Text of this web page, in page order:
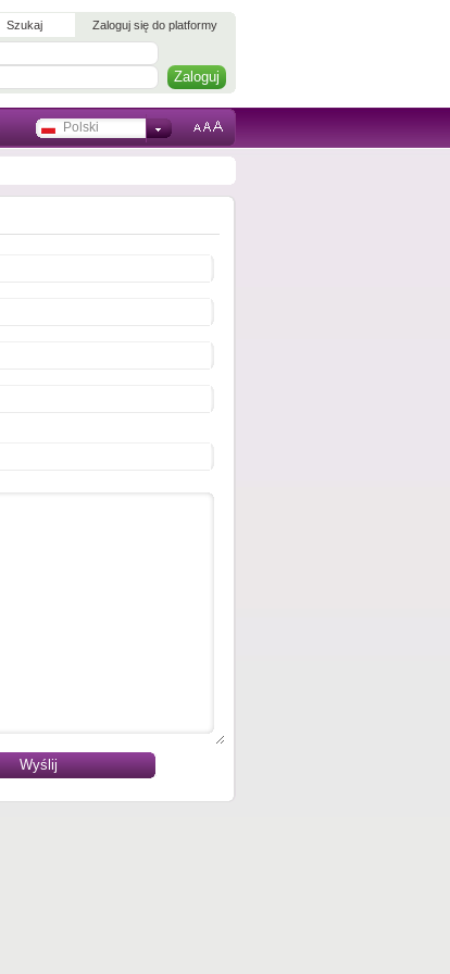
Polski
Zaloguj się do platformy
Szukaj